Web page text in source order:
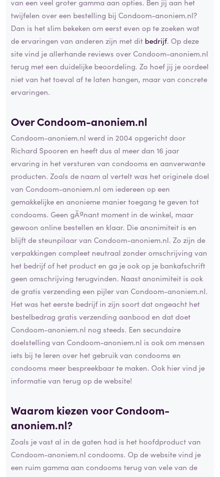
van een veel groter gamma aan opties. Ben jij aan het
twijfelen over een bestelling bij Condoom-anoniem.nl?
Dan is het slim bekeken om eerst even op te zoeken wat
de ervaringen van anderen zijn met dit bedrijf. Op deze
site vind je allerhande reviews over Condoom-anoniem.nl
terug met een duidelijke beoordeling. Zo hoef jij je oordeel
niet van het toeval af te laten hangen, maar van concrete
ervaringen.
Over Condoom-anoniem.nl
Condoom-anoniem.nl werd in 2004 opgericht door
Richard Spooren en heeft dus al meer dan 16 jaar
ervaring in het versturen van condooms en aanverwante
producten. Zoals de naam al vertelt was het originele doel
van Condoom-anoniem.nl om iedereen op een
gemakkelijke en anonieme manier toegang te geven tot
condooms. Geen gÃªnant moment in de winkel, maar
gewoon online bestellen en klaar. Die anonimiteit is en
blijft de steunpilaar van Condoom-anoniem.nl. Zo zijn de
verpakkingen compleet neutraal zonder omschrijving van
het bedrijf of het product en ga je ook op je bankafschrift
geen omschrijving terugvinden. Naast anonimiteit is ook
de gratis verzending een pijler van Condoom-anoniem.nl.
Het was het eerste bedrijf in zijn soort dat ongeacht het
bestelbedrag gratis verzending aanbood en dat doet
Condoom-anoniem.nl nog steeds. Een secundaire
doelstelling van Condoom-anoniem.nl is ook om mensen
iets bij te leren over het gebruik van condooms en
condooms meer bespreekbaar te maken. Ook hier vind je
informatie van terug op de website!
Waarom kiezen voor Condoom-
anoniem.nl?
Zoals je vast al in de gaten had is het hoofdproduct van
Condoom-anoniem.nl condooms. Op de website vind je
een ruim gamma aan condooms terug van vele van de